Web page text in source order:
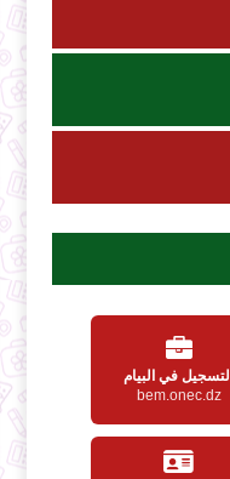
التسجيل في البيام
bem.onec.dz